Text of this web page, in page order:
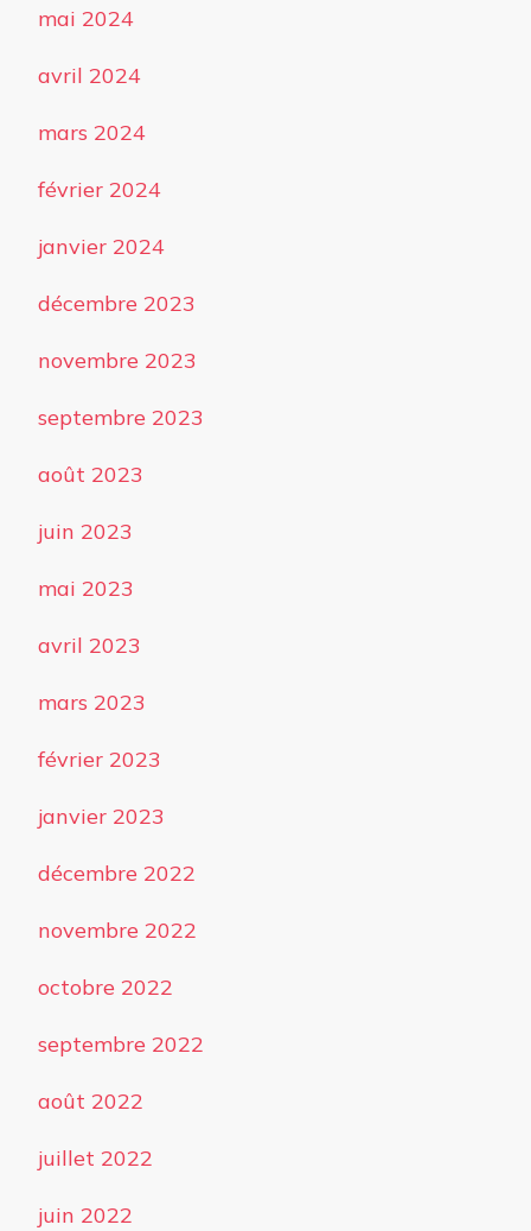
mai 2024
avril 2024
mars 2024
février 2024
janvier 2024
décembre 2023
novembre 2023
septembre 2023
août 2023
juin 2023
mai 2023
avril 2023
mars 2023
février 2023
janvier 2023
décembre 2022
novembre 2022
octobre 2022
septembre 2022
août 2022
juillet 2022
juin 2022